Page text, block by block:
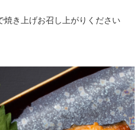
焼き上げお召し上がりください